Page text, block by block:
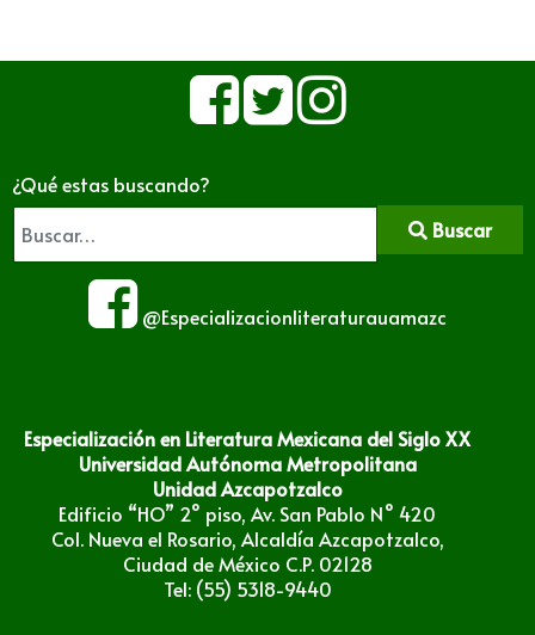
¿Qué estas buscando?
Buscar
@Especializacionliteraturauamazc
Especialización en Literatura Mexicana del Siglo XX
Universidad Autónoma Metropolitana
Unidad Azcapotzalco
Edificio “HO” 2° piso, Av. San Pablo N° 420
Col. Nueva el Rosario, Alcaldía Azcapotzalco,
Ciudad de México C.P. 02128
Tel: (55) 5318-9440